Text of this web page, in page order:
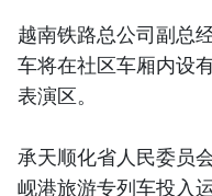
越南铁路总公司副总
车将在社区车厢内设
表演区。
承天顺化省人民委员
岘港旅游专列车投入